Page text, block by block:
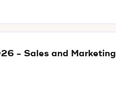
- Sales and Marketing